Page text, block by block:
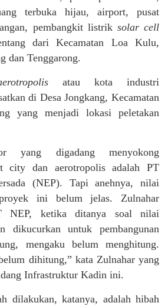
terbuka hijau, airport, pusat
pembangkit listrik solar cell
dari Kecamatan Loa Kulu,
dan Tenggarong.
atau kota industri
di Desa Jongkang, Kecamatan
yang menjadi lokasi peletakan
yang digadang menyokong
city dan aerotropolis adalah PT
(NEP). Tapi anehnya, nilai
ini belum jelas. Zulnahar
NEP, ketika ditanya soal nilai
dikucurkan untuk pembangunan
mengaku belum menghitung.
dihitung,” kata Zulnahar yang
Infrastruktur Kadin ini.
dilakukan, katanya, adalah hibah